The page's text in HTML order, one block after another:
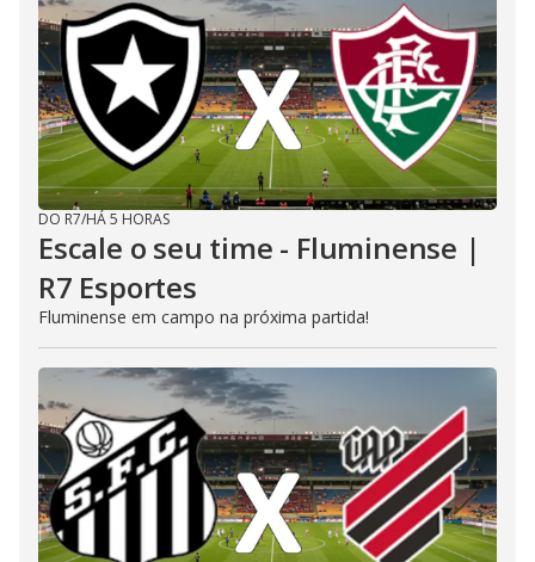
DO R7/HÁ 5 HORAS
Escale o seu time - Fluminense |
R7 Esportes
Fluminense em campo na próxima partida!